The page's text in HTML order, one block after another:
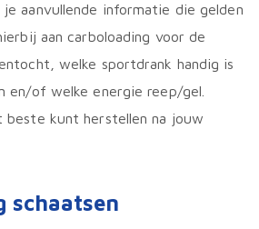
aanvullende informatie die gelden
aan carboloading voor de
welke sportdrank handig is
en/of welke energie reep/gel.
beste kunt herstellen na jouw
schaatsen